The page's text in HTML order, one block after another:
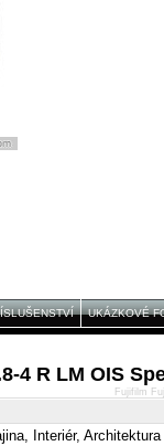
UKÁZKOVÉ
4 R LM OIS
Interiér, Architektura
Fujifilm